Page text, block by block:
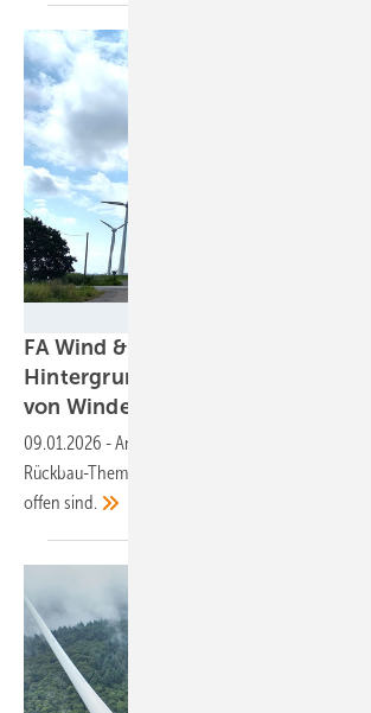
FA Wind & Solar veröffentlicht
Hintergrundpapier zu Rückbau
von Windenergieanlagen
09.01.2026 -Angesichts eines alternden
Rückbau-Themen eine zunehmende Brisanz,
offen sind.